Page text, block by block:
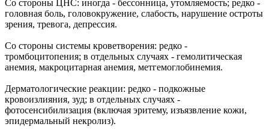
Со стороны ЦНС: иногда - бессонница, утомляемость; редко -
головная боль, головокружение, слабость, нарушение остроты
зрения, тревога, депрессия.
Со стороны системы кроветворения: редко -
тромбоцитопения; в отдельных случаях - гемолитическая
анемия, макроцитарная анемия, метгемоглобинемия.
Дерматологические реакции: редко - подкожные
кровоизлияния, зуд; в отдельных случаях -
фотосенсибилизация (включая эритему, изъязвление кожи,
эпидермальный некролиз).